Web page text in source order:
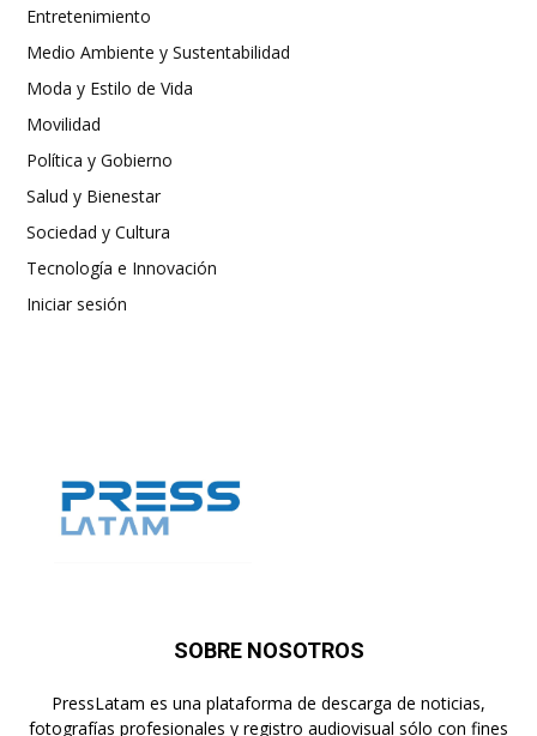
Entretenimiento
Medio Ambiente y Sustentabilidad
Moda y Estilo de Vida
Movilidad
Política y Gobierno
Salud y Bienestar
Sociedad y Cultura
Tecnología e Innovación
Iniciar sesión
SOBRE NOSOTROS
PressLatam es una plataforma de descarga de noticias,
fotografías profesionales y registro audiovisual sólo con fines